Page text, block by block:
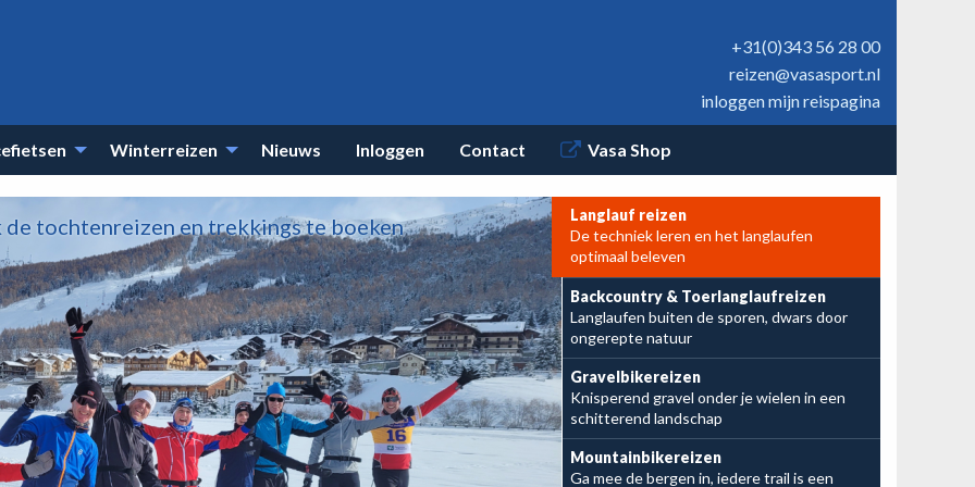
+31(0)343 56 28 00
reizen@vasasport.nl
inloggen mijn reispagina
Winterreizen Nieuws Inloggen Contact Vasa Shop
tochtenreizen en trekkings te boeken
Nu te boeken:
BC Reuzengebergte
en BC Schwarzwald
Langlauf reizen
De techniek leren en het langlaufen
optimaal beleven
Backcountry & Toerlanglaufreizen
Langlaufen buiten de sporen, dwars door
ongerepte natuur
Gravelbikereizen
Knisperend gravel onder je wielen in een
schitterend landschap
Mountainbikereizen
Ga mee de bergen in, iedere trail is een